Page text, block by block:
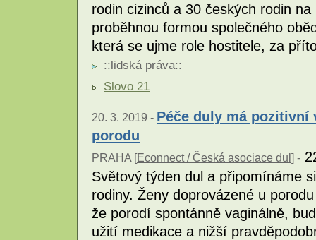
rodin cizinců a 30 českých rodin
proběhnou formou společného
která se ujme role hostitele, za
::lidská práva::
Slovo 21
20. 3. 2019 - Péče duly má
porodu
PRAHA [Econnect / Česká asociace dul ] -
Světový týden dul a připomínáme
rodiny. Ženy doprovázené u
že porodí spontánně vaginálně,
užití medikace a nižší